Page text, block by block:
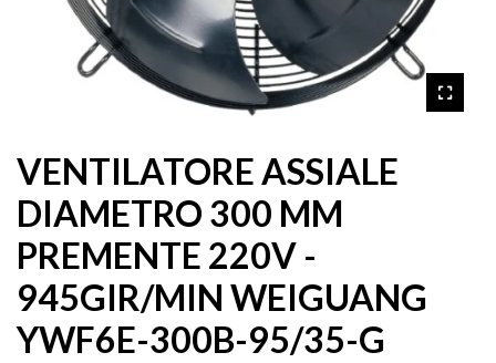
VENTILATORE ASSIALE
DIAMETRO 300 MM
PREMENTE 220V -
945GIR/MIN WEIGUANG
YWF6E-300B-95/35-G